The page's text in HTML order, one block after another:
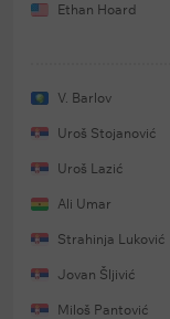
Ethan Hoard
V. Barlov
Uroš Stojanović
Uroš Lazić
Ali Umar
Strahinja Luković
Jovan Šljivić
Miloš Pantović